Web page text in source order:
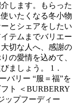
します。もらった
いたくなる冬小物
とシェアをしたい
テムまでバリエー
切な人へ、感謝の
の愛情を込めて、
ましょう。 1．
バリー “服＝福”を
ト ＜BURBERRY
ップフーディー